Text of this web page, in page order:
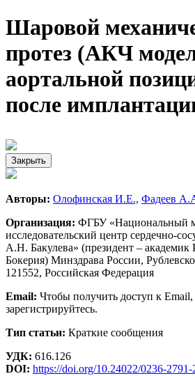
Шаровой
протез (АКЧ
аортальной
после
Закрыть
Авторы: Олофинская И.Е., Фадеев
Организация: ФГБУ «Национальный
исследовательский центр сердечно-
А.Н. Бакулева» (президент –
Бокерия) Минздрава России,
121552, Российская Федерация
Email: Чтобы получить доступ к Email,
зарегистрируйтесь.
Тип статьи: Краткие сообщения
УДК: 616.126
DOI: https://doi.org/10.24022/0236-